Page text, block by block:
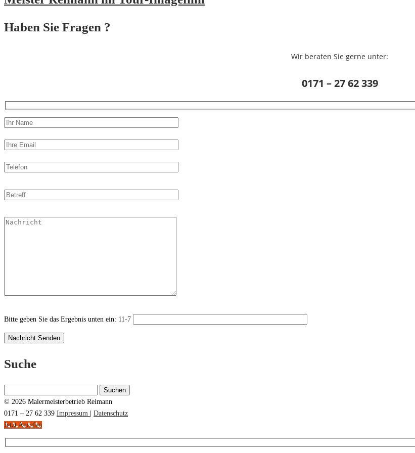
Haben Sie Fragen ?
Wir beraten Sie gerne unter:
0171 – 27 62 339
Bitte geben Sie das Ergebnis unten ein: 11-7
Suche
nach:
© 2026 Malermeisterbetrieb Reimann
0171 – 27 62 339 Impressum
Datenschutz
Jetzt Anrufen